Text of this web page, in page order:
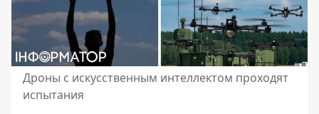
Дроны с искусственным интеллектом проходят
испытания